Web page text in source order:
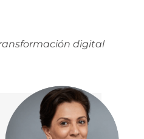
digital